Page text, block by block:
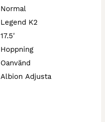
Normal
Legend K2
17.5'
Hoppning
Oanvänd
Albion Adjusta